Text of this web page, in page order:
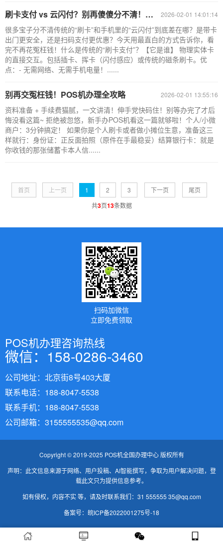
2026-02-01 14:01:14
刷卡支付 vs 云闪付？别再傻傻分不清！一篇带你搞定【省钱+便捷】支付秘籍
很多宝子分不清传统的“刷卡”和手机里的“云闪付”到底差在哪？是带卡
出门更安全，还是扫码支付更优惠？今天用最直白的方式告诉你，看
完不再花冤枉钱！什么是传统的“刷卡支付”？【它是谁】 物理实体卡
的直接交互。包括插卡、挥卡（闪付感应）或传统的磁条刷卡。优
点：- 无需网络、无需手机电量！......
2026-02-01 13:55:16
别再交冤枉钱！POS机办理全攻略
资料准备 + 手续费猫腻，一文讲清！伸手党快码住！别等办完了才后
悔没看这篇~ 拒绝被忽悠，新手办POS机看这一篇就够啦！个人/小微
商户：3分钟搞定！ 如果你是个人刷卡或者做小摊位生意，准备这三
样就行：身份证：正反面拍照（原件在手最稳妥）结算银行卡：就是
你收钱的那张储蓄卡本人信......
首页 上一页 1 2 3 下一页
尾页
共3页13条数据
扫码加微信
立即免费领取
POS机办理咨询热线
微信：158-0286-3460
公司地址：北京街8号403大厦
联系电话：188-8047-5538
联系手机：188-8047-5538
公司邮箱：3155555535@qq.com
Copyright © 2019-2025 POS机全国办理中心 版权所有
声明：此文信息来源于网络、用户投稿、AI智能撰写，争取为用户解决问题，登
载此文只为提供信息参考。
如有侵权，内容不实 等，请及时联系我们：31 555555 35@qq.com
备案号： 皖ICP备2022001275号-18